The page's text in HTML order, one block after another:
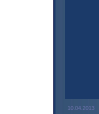
10.04.2013